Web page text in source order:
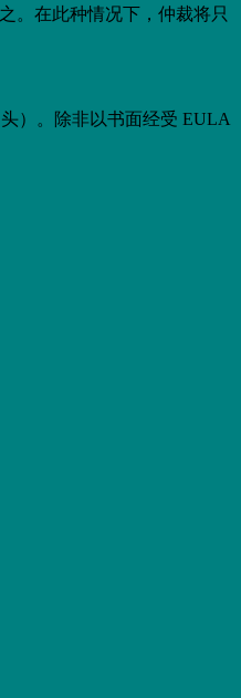
。在此种情况下，仲裁将只
）。除非以书面经受 EULA